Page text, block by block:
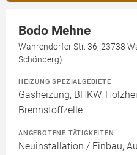
Bodo Mehne
Wahrendorfer Str. 36, 23738
Schönberg)
HEIZUNG SPEZIALGEBIETE
Gasheizung, BHKW,
Brennstoffzelle
ANGEBOTENE TÄTIGKEITEN
Neuinstallation / Einbau,